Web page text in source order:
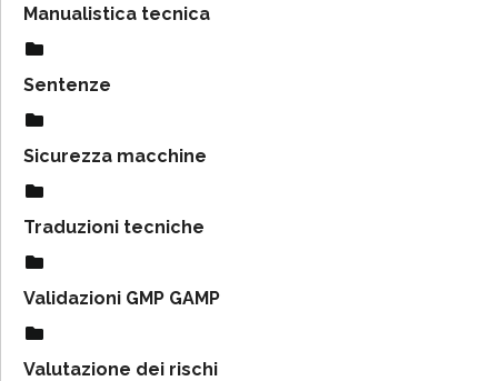
Manualistica tecnica
Sentenze
Sicurezza macchine
Traduzioni tecniche
Validazioni GMP GAMP
Valutazione dei rischi